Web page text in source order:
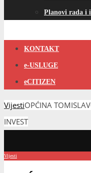
Planovi rada i
KONTAKT
e-USLUGE
eCITIZEN
VijestiOPĆINA
INVEST
Vijesti